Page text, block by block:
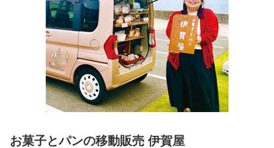
お菓子とパンの移動販売 伊賀屋